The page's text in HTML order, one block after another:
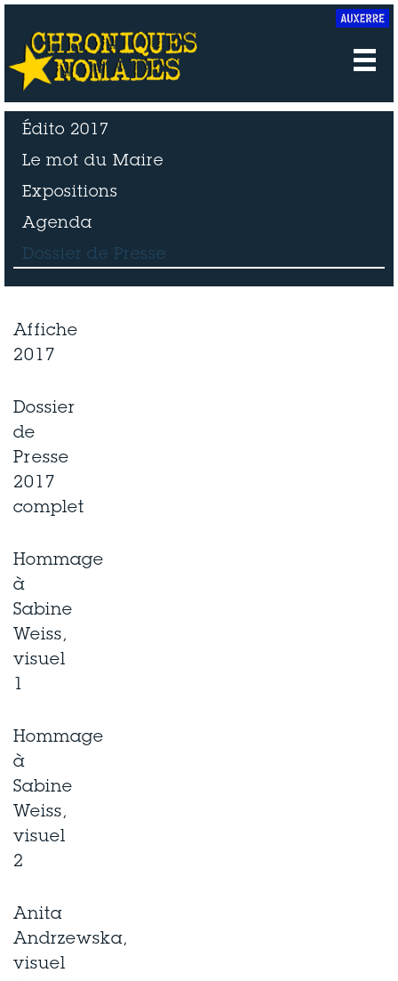
Édito 2017
Le mot du Maire
Expositions
Agenda
Dossier de Presse
Affiche
2017
Dossier
de
Presse
2017
complet
Hommage
à
Sabine
Weiss,
visuel
1
Hommage
à
Sabine
Weiss,
visuel
2
Anita
Andrzewska,
visuel